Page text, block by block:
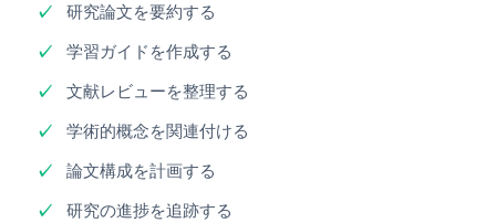
研究論文を要約する
学習ガイドを作成する
文献レビューを整理する
学術的概念を関連付ける
論文構成を計画する
研究の進捗を追跡する